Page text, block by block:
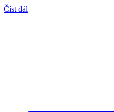
Číst dál